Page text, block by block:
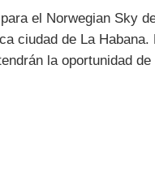
el Norwegian Sky
ciudad de La
la oportunidad